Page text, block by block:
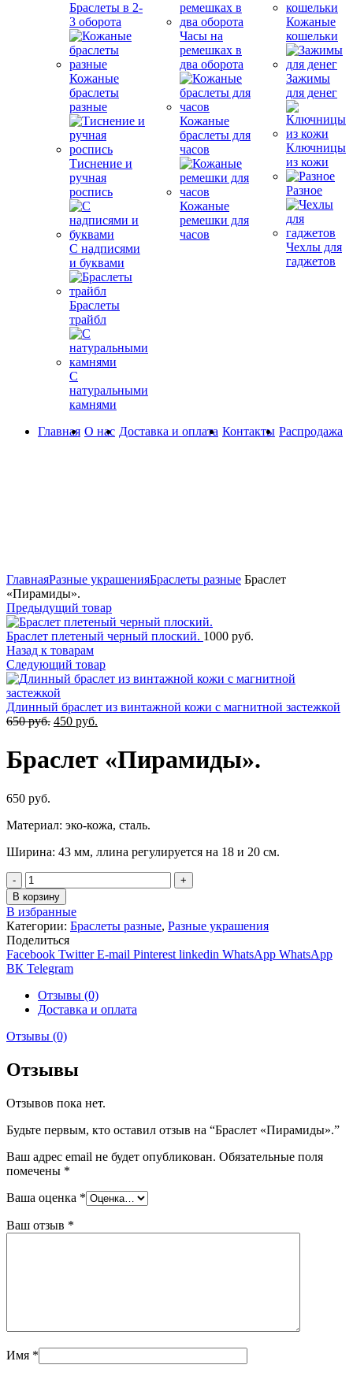
Браслеты в 2-
3 оборота
Кожаные
браслеты
разные
Тиснение и
ручная
роспись
С надписями
и буквами
Браслеты
трайбл
С
натуральными
камнями
Часы на
ремешках в
два оборота
Кожаные
браслеты для
часов
Кожаные
ремешки для
часов
Кожаные
кошельки
Зажимы
для денег
Ключницы
из кожи
Разное
Чехлы для
гаджетов
Главная О нас Доставка и оплата Контакты Распродажа
ГлавнаяРазные украшенияБраслеты разные Браслет
«Пирамиды».
Предыдущий товар
Браслет плетеный черный плоский. 1000 руб.
Назад к товарам
Следующий товар
Длинный браслет из винтажной кожи с магнитной застежкой
650руб. Первоначальная
650
450 руб.
руб..
Браслет «Пирамиды».
650 руб.
Материал: эко-кожа, сталь.
Ширина: 43 мм, ллина регулируется на 18 и 20 см.
Количество
В корзину
В избранные
Категории: Браслеты разные, Разные украшения
Поделиться
Facebook Twitter E-mail Pinterest linkedin WhatsApp WhatsApp
ВК Telegram
Отзывы (0)
Доставка и оплата
Отзывы (0)
Отзывы
Отзывов пока нет.
Будьте первым, кто оставил отзыв на “Браслет «Пирамиды».”
Ваш адрес email не будет опубликован. Обязательные поля
помечены *
Ваша оценка *
Ваш отзыв *
Имя *